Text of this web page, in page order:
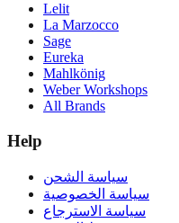
Lelit
La Marzocco
Sage
Eureka
Mahlkönig
Weber Workshops
All Brands
Help
سياسة الشحن
سياسة الخصوصية
سياسة الاسترجاع